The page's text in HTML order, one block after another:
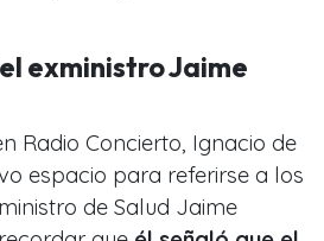
exministro Jaime
Radio Concierto, Ignacio de
espacio para referirse a los
de Salud Jaime